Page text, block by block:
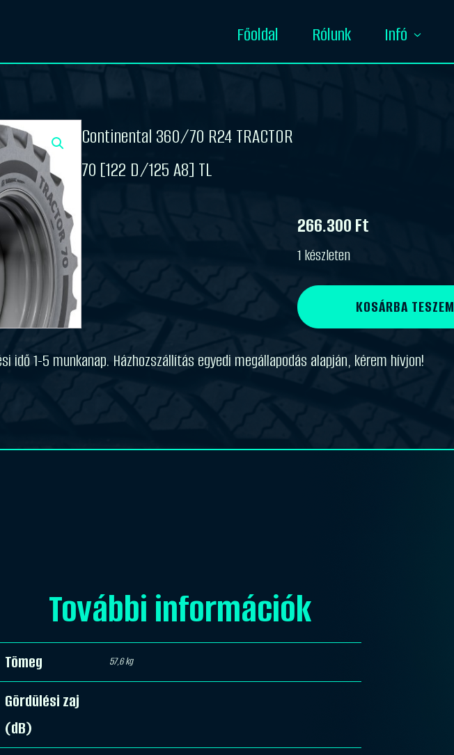
Főoldal Rólunk Infó
Continental 360/70 R24 TRACTOR
70 [122 D/125 A8] TL
266.300Ft
1 készleten
Continental
360/70
R24
[122
KOSÁRBA TESZEM
idő 1-5 munkanap. Házhozszállítás egyedi megállapodás alapján, kérem hívjon!
További információk
Tömeg 57,6 kg
Gördülési zaj
(dB)